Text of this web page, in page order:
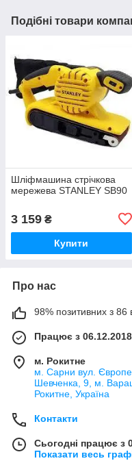
Подібні товари
Шліфмашина стрічкова
мережева STANLEY SB90
3 159 ₴
Купити
Про нас
98% позитивних з 86
Працює з 06.12.2018
м. Рокитне
м. Сарни вул.
Шевченка, 9, м.
Рокитне, Україна
Контакти
Сьогодні працює з
Показати весь